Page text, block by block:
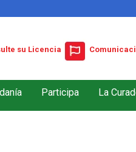
su Licencia
Participa La